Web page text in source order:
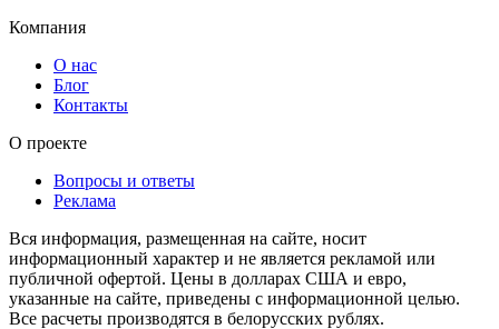
Компания
О нас
Блог
Контакты
О проекте
Вопросы и ответы
Реклама
Вся информация, размещенная на сайте, носит
информационный характер и не является рекламой или
публичной офертой. Цены в долларах США и евро,
указанные на сайте, приведены с информационной целью.
Все расчеты производятся в белорусских рублях.